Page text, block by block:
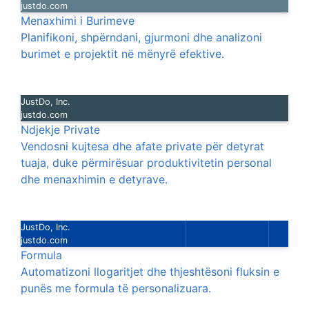
justdo.com
Menaxhimi i Burimeve
Planifikoni, shpërndani, gjurmoni dhe analizoni
burimet e projektit në mënyrë efektive.
JustDo, Inc.
justdo.com
Ndjekje Private
Vendosni kujtesa dhe afate private për detyrat
tuaja, duke përmirësuar produktivitetin personal
dhe menaxhimin e detyrave.
JustDo, Inc.
justdo.com
Formula
Automatizoni llogaritjet dhe thjeshtësoni fluksin e
punës me formula të personalizuara.